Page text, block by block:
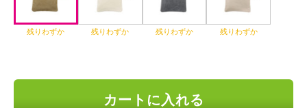
残りわずか 残りわずか 残りわずか 残りわずか
カートに入れる